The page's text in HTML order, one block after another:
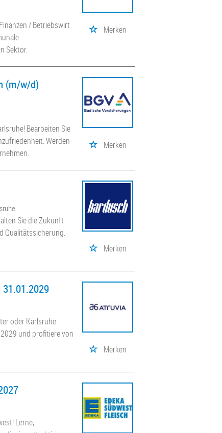
/ Betriebswirt
Sektor.
Merken
(m/w/d)
Bearbeiten Sie
Werden
Merken
Sie die Zukunft
Qualitätssicherung.
Merken
oder Karlsruhe.
und profitiere von
Merken
Lerne,